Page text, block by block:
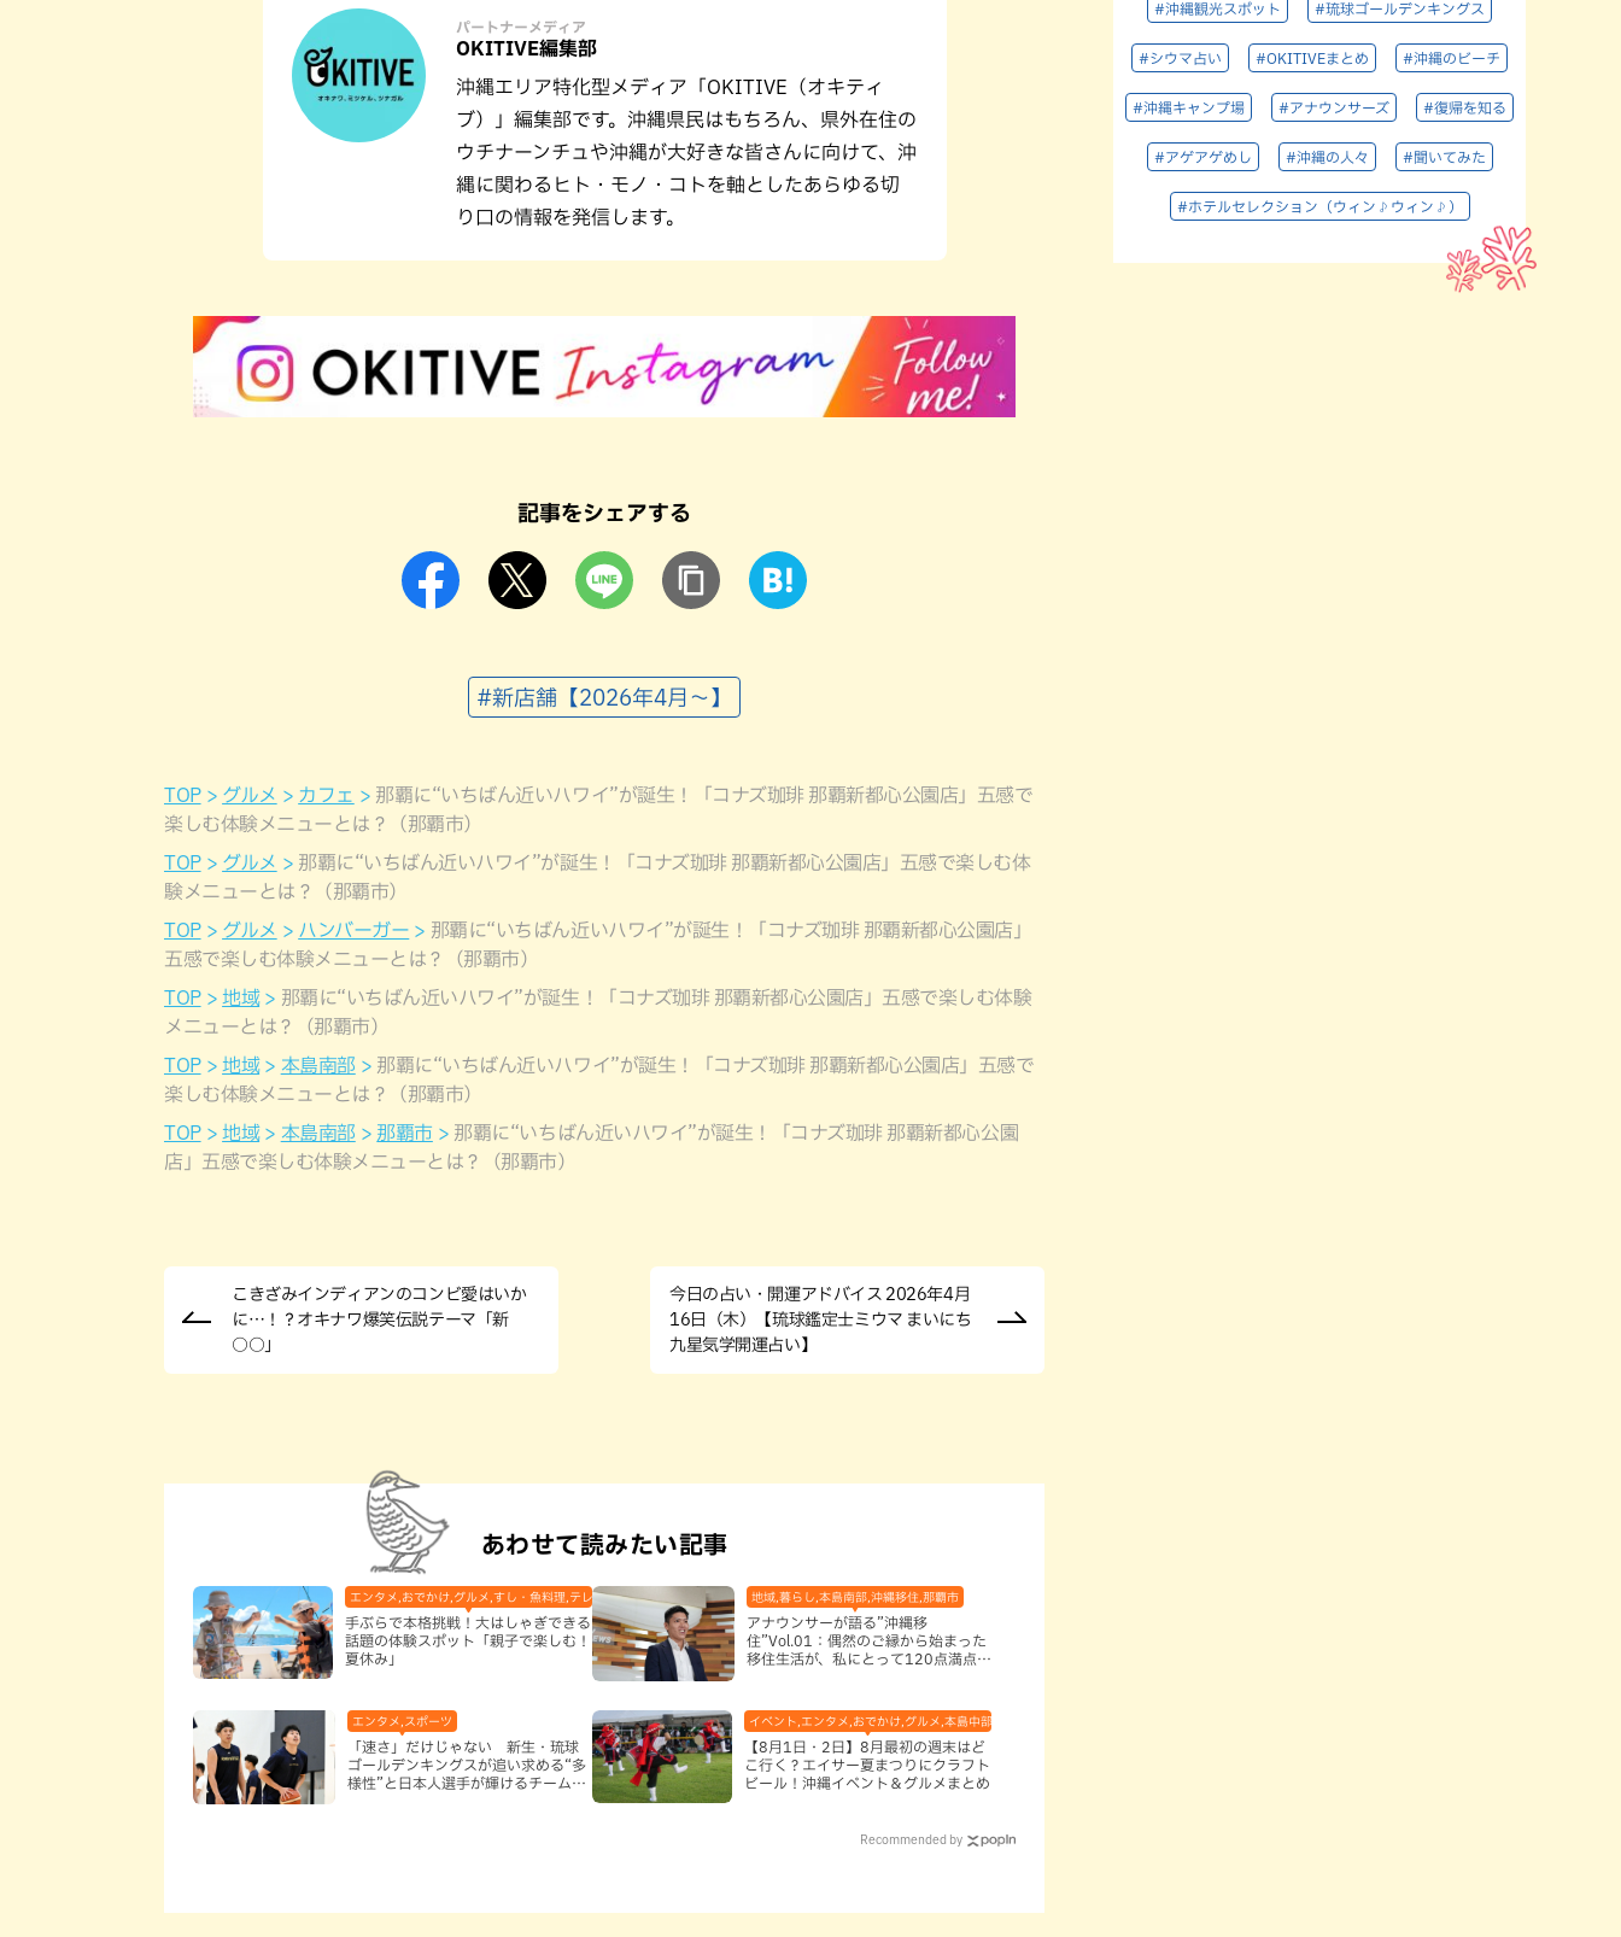
パートナーメディア
OKITIVE編集部
沖縄エリア特化型メディア「OKITIVE（オキティ
ブ）」編集部です。沖縄県民はもちろん、県外在住の
ウチナーンチュや沖縄が大好きな皆さんに向けて、沖
縄に関わるヒト・モノ・コトを軸としたあらゆる切
り口の情報を発信します。
記事をシェアする
#新店舗【2026年4月～】
TOP グルメ カフェ
那覇に“いちばん近いハワイ”が誕生！「コナズ珈琲 那覇新都心公園店」五感で
楽しむ体験メニューとは？（那覇市）
TOP
グルメ
那覇に“いちばん近いハワイ”が誕生！「コナズ珈琲 那覇新都心公園店」五感で楽しむ体
験メニューとは？（那覇市）
TOP
グルメ ハンバーガー
那覇に“いちばん近いハワイ”が誕生！「コナズ珈琲 那覇新都心公園店」
五感で楽しむ体験メニューとは？（那覇市）
TOP
地域
那覇に“いちばん近いハワイ”が誕生！「コナズ珈琲 那覇新都心公園店」五感で楽しむ体験
メニューとは？（那覇市）
TOP
地域 本島南部
那覇に“いちばん近いハワイ”が誕生！「コナズ珈琲 那覇新都心公園店」五感で
楽しむ体験メニューとは？（那覇市）
TOP
地域 本島南部 那覇市
那覇に“いちばん近いハワイ”が誕生！「コナズ珈琲 那覇新都心公園
店」五感で楽しむ体験メニューとは？（那覇市）
こきざみインディアンのコンビ愛はいか
に…！？オキナワ爆笑伝説テーマ「新
○○」
今日の占い・開運アドバイス 2026年4月
16日（木）【琉球鑑定士ミウマ まいにち
九星気学開運占い】
あわせて読みたい記事
エンタメ,おでかけ,グルメ,すし・魚料理,テレビ,体験,北谷町,地域,子ども,本島中部,本島南部,沖縄そば,沖縄の海,那覇市
手ぶらで本格挑戦！大はしゃぎできる
話題の体験スポット「親子で楽しむ！
夏休み」
地域,暮らし,本島南部,沖縄移住,那覇市
アナウンサーが語る”沖縄移
住”Vol.01：偶然のご縁から始まった
移住生活が、私にとって120点満点に
エンタメ,スポーツ
「速さ」だけじゃない 新生・琉球
ゴールデンキングスが追い求める“多
様性”と日本人選手が輝けるチームと
イベント,エンタメ,おでかけ,グルメ,本島中部,本島北部,本島南部
【8月1日・2日】8月最初の週末はど
こ行く？エイサー夏まつりにクラフト
ビール！沖縄イベント＆グルメまとめ
Recommended by
#沖縄観光スポット #琉球ゴールデンキングス
#シウマ占い #OKITIVEまとめ #沖縄のビーチ
#沖縄キャンプ場 #アナウンサーズ #復帰を知る
#アゲアゲめし #沖縄の人々 #聞いてみた
#ホテルセレクション（ウィン♪ウィン♪）